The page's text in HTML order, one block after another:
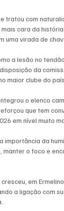
tratou com
cara da
uma virada de
a lesão no
da
maior clube do
o elenco
que tem
em nível muito
da
o foco e
em
a ligação com